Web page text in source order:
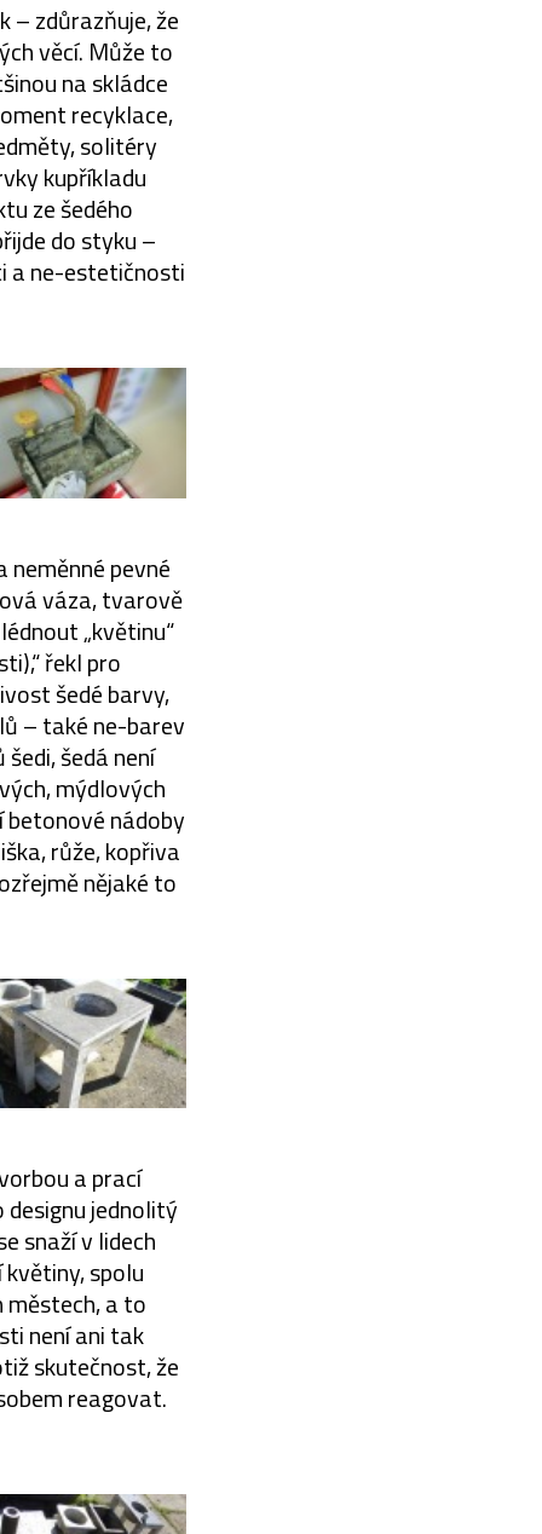
– zdůrazňuje, že
věcí. Může to
na skládce
recyklace,
solitéry
kupříkladu
ze šedého
do styku –
a ne-estetičnosti
pevné
váza, tvarově
„květinu“
řekl pro
šedé barvy,
– také ne-barev
šedá není
mýdlových
betonové nádoby
růže, kopřiva
nějaké to
a prací
jednolitý
snaží v lidech
spolu
městech, a to
není ani tak
skutečnost, že
reagovat.